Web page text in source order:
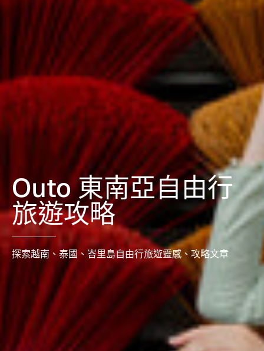
Outo 東南亞自由行
旅遊攻略
探索越南、泰國、峇里島自由行旅遊靈感、攻略文章